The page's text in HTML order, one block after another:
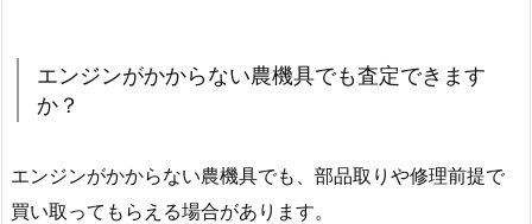
エンジンがかからない農機具でも査定できます
か？
エンジンがかからない農機具でも、部品取りや修理前提で
買い取ってもらえる場合があります。